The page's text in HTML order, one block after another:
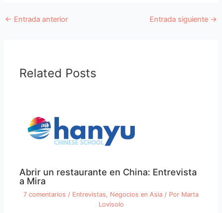
← Entrada anterior Entrada siguiente →
Related Posts
Abrir un restaurante en China: Entrevista
a Mira
7 comentarios / Entrevistas, Negocios en Asia / Por Marta
Lovisolo